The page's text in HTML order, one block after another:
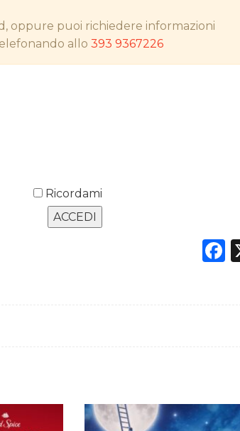
oppure puoi richiedere informazioni
allo393 9367226
Ricordami